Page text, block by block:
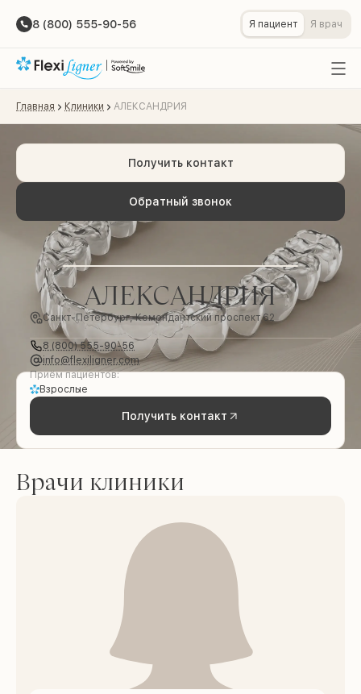
8 (800) 555-90-56 Я пациент Я врач
Главная Клиники АЛЕКСАНДРИЯ
Обратный звонок
Получить контакт
АЛЕКСАНДРИЯ
Санкт-Петербург, Комендантский проспект 62
8 (800) 555-90-56
info@flexiligner.com
Приём пациентов:
Взрослые
Получить контакт
Врачи клиники